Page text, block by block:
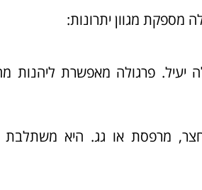
מספקת מגוון יתרונות:
יעיל. פרגולה מאפשרת ליהנות
מרפסת או גג. היא